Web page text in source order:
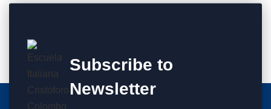
Subscribe to
Newsletter